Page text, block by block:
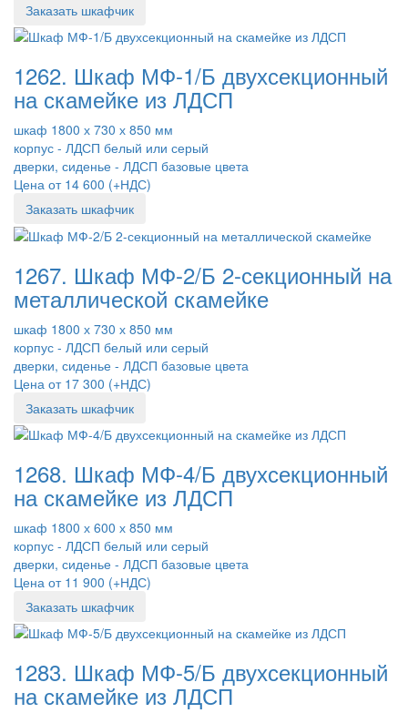
Заказать шкафчик
1262. Шкаф МФ-1/Б двухсекционный
на скамейке из ЛДСП
шкаф 1800 х 730 х 850 мм
корпус - ЛДСП белый или серый
дверки, сиденье - ЛДСП базовые цвета
Цена от 14 600 (+НДС)
Заказать шкафчик
1267. Шкаф МФ-2/Б 2-секционный на
металлической скамейке
шкаф 1800 х 730 х 850 мм
корпус - ЛДСП белый или серый
дверки, сиденье - ЛДСП базовые цвета
Цена от 17 300 (+НДС)
Заказать шкафчик
1268. Шкаф МФ-4/Б двухсекционный
на скамейке из ЛДСП
шкаф 1800 х 600 х 850 мм
корпус - ЛДСП белый или серый
дверки, сиденье - ЛДСП базовые цвета
Цена от 11 900 (+НДС)
Заказать шкафчик
1283. Шкаф МФ-5/Б двухсекционный
на скамейке из ЛДСП